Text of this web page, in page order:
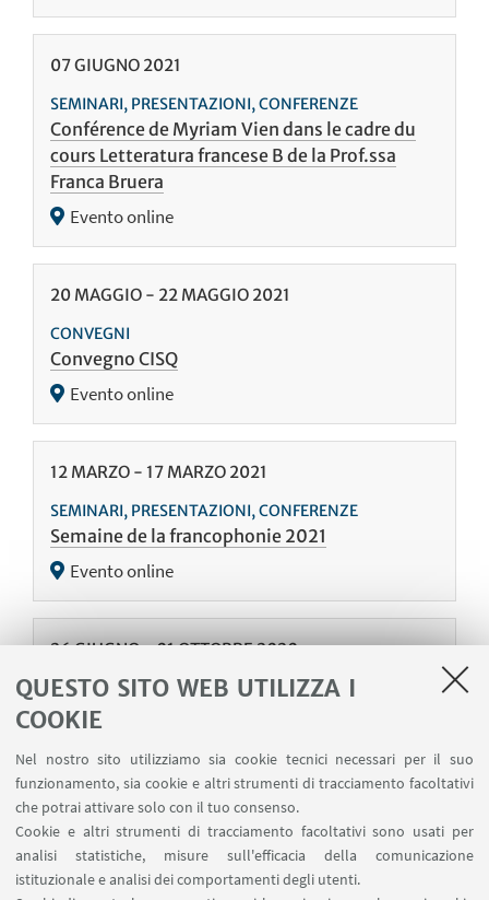
QUESTO SITO WEB UTILIZZA I
COOKIE
Nel nostro sito utilizziamo sia cookie tecnici necessari per il suo
funzionamento, sia cookie e altri strumenti di tracciamento facoltativi
che potrai attivare solo con il tuo consenso.
Cookie e altri strumenti di tracciamento facoltativi sono usati per
analisi statistiche, misure sull'efficacia della comunicazione
istituzionale e analisi dei comportamenti degli utenti.
07GIUGNO 2021
SEMINARI, PRESENTAZIONI, CONFERENZE
Conférence de Myriam Vien dans le cadre du
cours Letteratura francese B de la Prof.ssa
Franca Bruera
Evento online
20 MAGGIO - 22 MAGGIO 2021
CONVEGNI
Convegno CISQ
Evento online
12 MARZO - 17 MARZO 2021
SEMINARI, PRESENTAZIONI, CONFERENZE
Semaine de la francophonie 2021
Evento online
26GIUGNO-01OTTOBRE2020
BANDI
Appel à articles – Bilan de la jeune recherche
Evento online
27 GENNAIO 29FEBBRAIO2020
SUMMER SCHOOL